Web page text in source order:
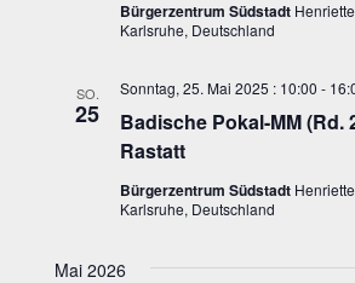
Bürgerzentrum Südstadt
Karlsruhe, Deutschland
SO.
25
Badische Pokal-MM (Rd.
Rastatt
Sonntag, 25. Mai 2025 : 10:00 -
Bürgerzentrum Südstadt
Karlsruhe, Deutschland
Mai 2026